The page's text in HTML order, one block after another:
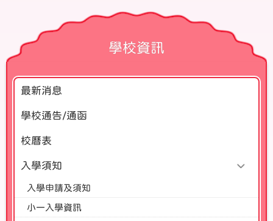
學校資訊
最新消息
學校通告/通函
校曆表
入學須知
入學申請及須知
小一入學資訊